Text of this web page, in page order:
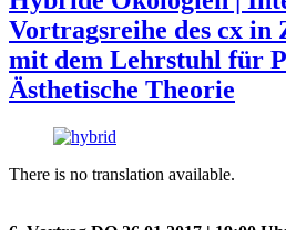
Vortragsreihe des cx in
mit dem Lehrstuhl für
Ästhetische Theorie
There is no translation available.